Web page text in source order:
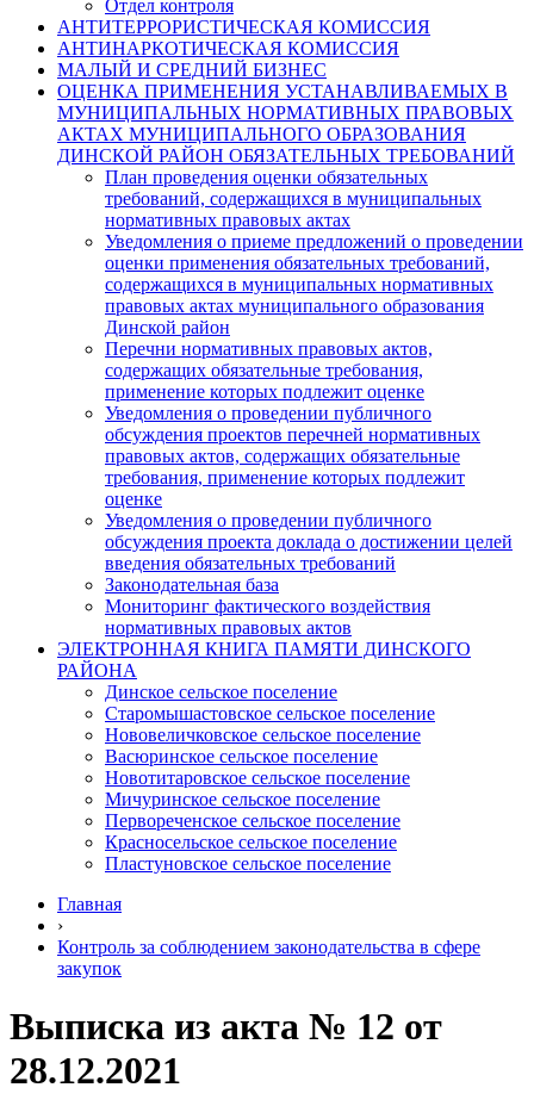
Отдел контроля
АНТИТЕРРОРИСТИЧЕСКАЯ КОМИССИЯ
АНТИНАРКОТИЧЕСКАЯ КОМИССИЯ
МАЛЫЙ И СРЕДНИЙ БИЗНЕС
ОЦЕНКА ПРИМЕНЕНИЯ УСТАНАВЛИВАЕМЫХ В
МУНИЦИПАЛЬНЫХ НОРМАТИВНЫХ ПРАВОВЫХ
АКТАХ МУНИЦИПАЛЬНОГО ОБРАЗОВАНИЯ
ДИНСКОЙ РАЙОН ОБЯЗАТЕЛЬНЫХ ТРЕБОВАНИЙ
План проведения оценки обязательных
требований, содержащихся в муниципальных
нормативных правовых актах
Уведомления о приеме предложений о проведении
оценки применения обязательных требований,
содержащихся в муниципальных нормативных
правовых актах муниципального образования
Динской район
Перечни нормативных правовых актов,
содержащих обязательные требования,
применение которых подлежит оценке
Уведомления о проведении публичного
обсуждения проектов перечней нормативных
правовых актов, содержащих обязательные
требования, применение которых подлежит
оценке
Уведомления о проведении публичного
обсуждения проекта доклада о достижении целей
введения обязательных требований
Законодательная база
Мониторинг фактического воздействия
нормативных правовых актов
ЭЛЕКТРОННАЯ КНИГА ПАМЯТИ ДИНСКОГО
РАЙОНА
Динское сельское поселение
Старомышастовское сельское поселение
Нововеличковское сельское поселение
Васюринское сельское поселение
Новотитаровское сельское поселение
Мичуринское сельское поселение
Первореченское сельское поселение
Красносельское сельское поселение
Пластуновское сельское поселение
Главная
›
Контроль за соблюдением законодательства в сфере
закупок
Выписка из акта № 12 от
28.12.2021